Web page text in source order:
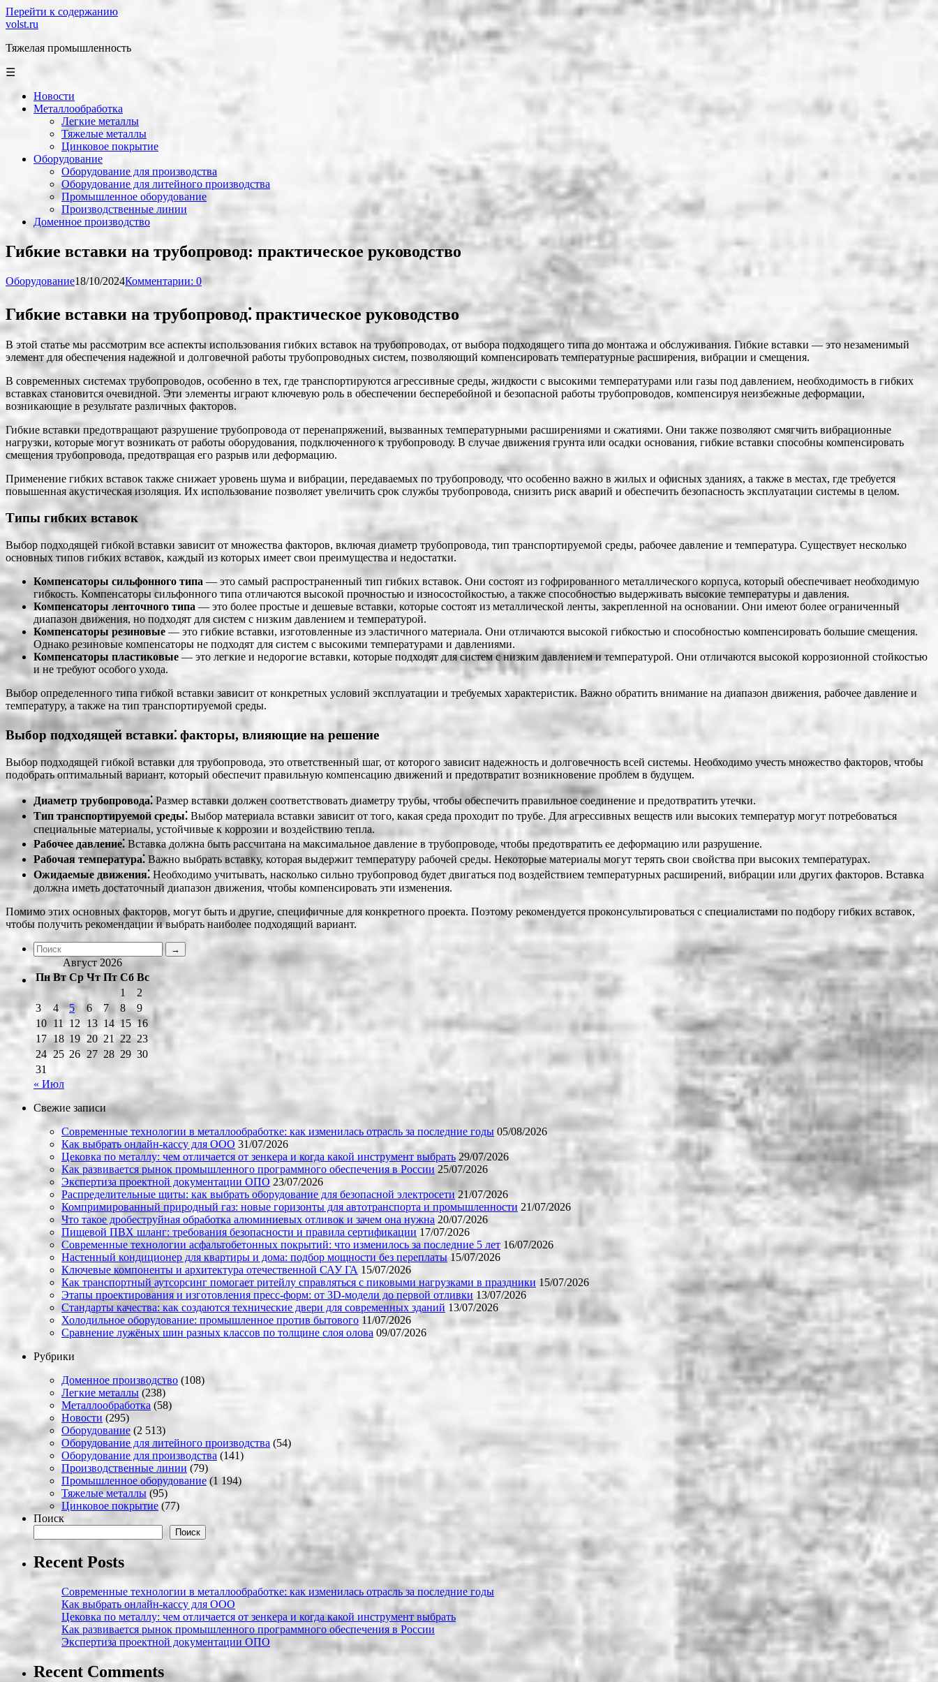
Перейти к содержанию
volst.ru
Тяжелая промышленность
☰
Новости
Металлообработка
Легкие металлы
Тяжелые металлы
Цинковое покрытие
Оборудование
Оборудование для производства
Оборудование для литейного производства
Промышленное оборудование
Производственные линии
Доменное производство
Гибкие вставки на трубопровод: практическое руководство
Оборудование18/10/2024Комментарии: 0
Гибкие вставки на трубопровод⁚ практическое руководство
В этой статье мы рассмотрим все аспекты использования гибких вставок на трубопроводах, от выбора подходящего типа до монтажа и обслуживания. Гибкие вставки ― это незаменимый
элемент для обеспечения надежной и долговечной работы трубопроводных систем, позволяющий компенсировать температурные расширения, вибрации и смещения.
В современных системах трубопроводов, особенно в тех, где транспортируются агрессивные среды, жидкости с высокими температурами или газы под давлением, необходимость в гибких
вставках становится очевидной. Эти элементы играют ключевую роль в обеспечении бесперебойной и безопасной работы трубопроводов, компенсируя неизбежные деформации,
возникающие в результате различных факторов.
Гибкие вставки предотвращают разрушение трубопровода от перенапряжений, вызванных температурными расширениями и сжатиями. Они также позволяют смягчить вибрационные
нагрузки, которые могут возникать от работы оборудования, подключенного к трубопроводу. В случае движения грунта или осадки основания, гибкие вставки способны компенсировать
смещения трубопровода, предотвращая его разрыв или деформацию.
Применение гибких вставок также снижает уровень шума и вибрации, передаваемых по трубопроводу, что особенно важно в жилых и офисных зданиях, а также в местах, где требуется
повышенная акустическая изоляция. Их использование позволяет увеличить срок службы трубопровода, снизить риск аварий и обеспечить безопасность эксплуатации системы в целом.
Типы гибких вставок
Выбор подходящей гибкой вставки зависит от множества факторов, включая диаметр трубопровода, тип транспортируемой среды, рабочее давление и температура. Существует несколько
основных типов гибких вставок, каждый из которых имеет свои преимущества и недостатки.
Компенсаторы сильфонного типа ― это самый распространенный тип гибких вставок. Они состоят из гофрированного металлического корпуса, который обеспечивает необходимую
гибкость. Компенсаторы сильфонного типа отличаются высокой прочностью и износостойкостью, а также способностью выдерживать высокие температуры и давления.
Компенсаторы ленточного типа ― это более простые и дешевые вставки, которые состоят из металлической ленты, закрепленной на основании. Они имеют более ограниченный
диапазон движения, но подходят для систем с низким давлением и температурой.
Компенсаторы резиновые — это гибкие вставки, изготовленные из эластичного материала. Они отличаются высокой гибкостью и способностью компенсировать большие смещения.
Однако резиновые компенсаторы не подходят для систем с высокими температурами и давлениями.
Компенсаторы пластиковые — это легкие и недорогие вставки, которые подходят для систем с низким давлением и температурой. Они отличаются высокой коррозионной стойкостью
и не требуют особого ухода.
Выбор определенного типа гибкой вставки зависит от конкретных условий эксплуатации и требуемых характеристик. Важно обратить внимание на диапазон движения, рабочее давление и
температуру, а также на тип транспортируемой среды.
Выбор подходящей вставки⁚ факторы, влияющие на решение
Выбор подходящей гибкой вставки для трубопровода, это ответственный шаг, от которого зависит надежность и долговечность всей системы. Необходимо учесть множество факторов, чтобы
подобрать оптимальный вариант, который обеспечит правильную компенсацию движений и предотвратит возникновение проблем в будущем.
Диаметр трубопровода⁚ Размер вставки должен соответствовать диаметру трубы, чтобы обеспечить правильное соединение и предотвратить утечки.
Тип транспортируемой среды⁚ Выбор материала вставки зависит от того, какая среда проходит по трубе. Для агрессивных веществ или высоких температур могут потребоваться
специальные материалы, устойчивые к коррозии и воздействию тепла.
Рабочее давление⁚ Вставка должна быть рассчитана на максимальное давление в трубопроводе, чтобы предотвратить ее деформацию или разрушение.
Рабочая температура⁚ Важно выбрать вставку, которая выдержит температуру рабочей среды. Некоторые материалы могут терять свои свойства при высоких температурах.
Ожидаемые движения⁚ Необходимо учитывать, насколько сильно трубопровод будет двигаться под воздействием температурных расширений, вибрации или других факторов. Вставка
должна иметь достаточный диапазон движения, чтобы компенсировать эти изменения.
Помимо этих основных факторов, могут быть и другие, специфичные для конкретного проекта. Поэтому рекомендуется проконсультироваться с специалистами по подбору гибких вставок,
чтобы получить рекомендации и выбрать наиболее подходящий вариант.
Август 2026
Пн Вт Ср Чт Пт Сб Вс
1
2
3
4 5 6 7 8
9
10 11 12 13 14 15 16
17 18 19 20 21 22 23
24 25 26 27 28 29 30
31
« Июл
Свежие записи
Современные технологии в металлообработке: как изменилась отрасль за последние годы 05/08/2026
Как выбрать онлайн-кассу для ООО 31/07/2026
Цековка по металлу: чем отличается от зенкера и когда какой инструмент выбрать 29/07/2026
Как развивается рынок промышленного программного обеспечения в России 25/07/2026
Экспертиза проектной документации ОПО 23/07/2026
Распределительные щиты: как выбрать оборудование для безопасной электросети 21/07/2026
Компримированный природный газ: новые горизонты для автотранспорта и промышленности 21/07/2026
Что такое дробеструйная обработка алюминиевых отливок и зачем она нужна 20/07/2026
Пищевой ПВХ шланг: требования безопасности и правила сертификации 17/07/2026
Современные технологии асфальтобетонных покрытий: что изменилось за последние 5 лет 16/07/2026
Настенный кондиционер для квартиры и дома: подбор мощности без переплаты 15/07/2026
Ключевые компоненты и архитектура отечественной САУ ГА 15/07/2026
Как транспортный аутсорсинг помогает ритейлу справляться с пиковыми нагрузками в праздники 15/07/2026
Этапы проектирования и изготовления пресс-форм: от 3D-модели до первой отливки 13/07/2026
Стандарты качества: как создаются технические двери для современных зданий 13/07/2026
Холодильное оборудование: промышленное против бытового 11/07/2026
Сравнение лужёных шин разных классов по толщине слоя олова 09/07/2026
Рубрики
Доменное производство (108)
Легкие металлы (238)
Металлообработка (58)
Новости (295)
Оборудование (2 513)
Оборудование для литейного производства (54)
Оборудование для производства (141)
Производственные линии (79)
Промышленное оборудование (1 194)
Тяжелые металлы (95)
Цинковое покрытие (77)
Поиск
Поиск
Recent Posts
Современные технологии в металлообработке: как изменилась отрасль за последние годы
Как выбрать онлайн-кассу для ООО
Цековка по металлу: чем отличается от зенкера и когда какой инструмент выбрать
Как развивается рынок промышленного программного обеспечения в России
Экспертиза проектной документации ОПО
Recent Comments